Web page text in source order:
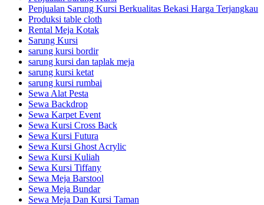
Penjualan Sarung Kursi Berkualitas Bekasi Harga Terjangkau
Produksi table cloth
Rental Meja Kotak
Sarung Kursi
sarung kursi bordir
sarung kursi dan taplak meja
sarung kursi ketat
sarung kursi rumbai
Sewa Alat Pesta
Sewa Backdrop
Sewa Karpet Event
Sewa Kursi Cross Back
Sewa Kursi Futura
Sewa Kursi Ghost Acrylic
Sewa Kursi Kuliah
Sewa Kursi Tiffany
Sewa Meja Barstool
Sewa Meja Bundar
Sewa Meja Dan Kursi Taman